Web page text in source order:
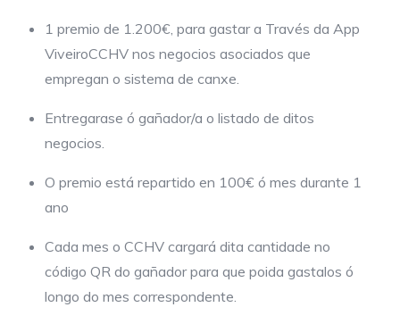
1 premio de 1.200€, para gastar a Través da App
ViveiroCCHV nos negocios asociados que
empregan o sistema de canxe.
Entregarase ó gañador/a o listado de ditos
negocios.
O premio está repartido en 100€ ó mes durante 1
ano
Cada mes o CCHV cargará dita cantidade no
código QR do gañador para que poida gastalos ó
longo do mes correspondente.